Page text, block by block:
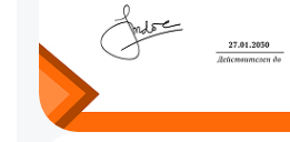
Замена конденсатора
Замена кнопок
управления
Замена ИК-приемника